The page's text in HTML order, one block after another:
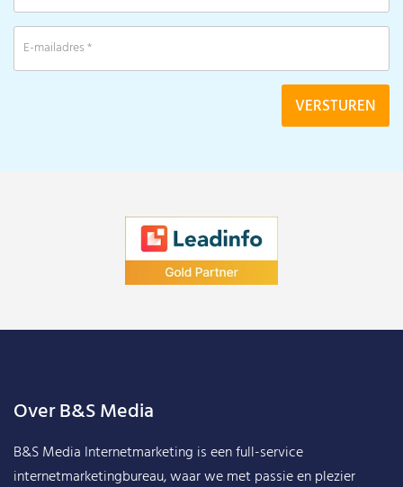
Over B&S Media
B&S Media Internetmarketing is een full-service
internetmarketingbureau, waar we met passie en plezier